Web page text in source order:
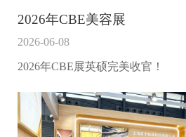
2026年CBE美容展
2026-06-08
2026年CBE展英硕完美收官！